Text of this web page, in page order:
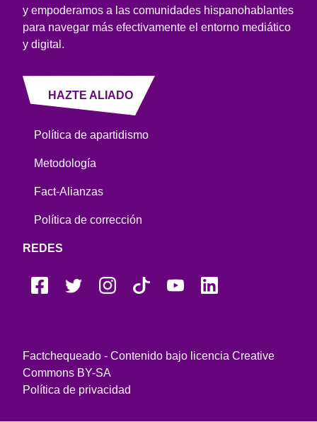
y empoderamos a las comunidades hispanohablantes
para navegar más efectivamente el entorno mediático
y digital.
HAZTE ALIADO
Política de apartidismo
Metodología
Fact-Alianzas
Política de corrección
REDES
Factchequeado - Contenido bajo licencia Creative
Commons BY-SA
Política de privacidad